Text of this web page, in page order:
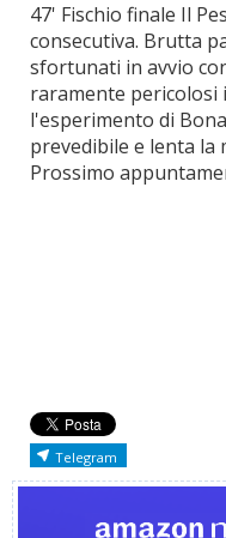
47' Fischio finale Il
consecutiva. Brutta
sfortunati in avvio
raramente pericolosi
l'esperimento di
prevedibile e lenta la
Prossimo
Telegram